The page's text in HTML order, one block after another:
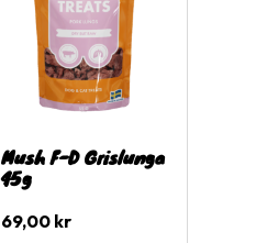
Mush F-D Grislunga
45g
69,00 kr